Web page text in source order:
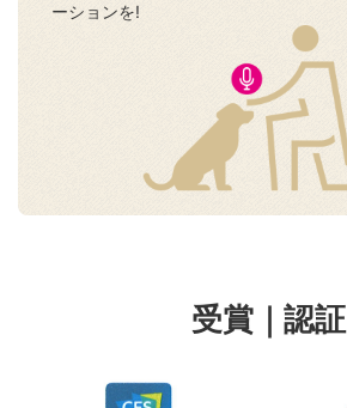
ーションを!
受賞｜認証